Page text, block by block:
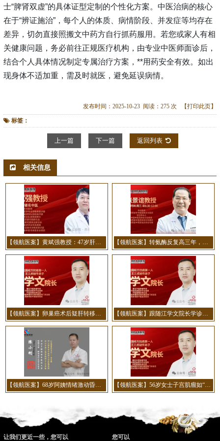
士“脾肾双虚”的具体证型定制的个性化方案。中医治病的核心
在于“辨证施治”，每个人的体质、病情阶段、并发症等均存在
差异，切勿直接照搬文中药方自行抓药服用。若您或家人有相
关健康问题，务必前往正规医疗机构，由专业中医师面诊后，
结合个人具体情况制定专属治疗方案，**用药安全有效。如出
现身体不适加重，需及时就医，避免延误病情。
发布时间：2025-10-23 阅读：275 次 【打印此页】
标签：
上一篇 下一篇 返回列表
相关信息
【领航医案】黄斌强教授：47岁肝硬化腹水患者20天消退实录 【领航医案】转氨酶反复高三年，停药就反弹？陕西省名中医张景谊用「芳香化湿」法稳了！
【领航医案】卵巢癌术后疑肝转移，120剂中药消瘤，3个诊疗关键要记牢！江学文院长医案 【领航医案】跟随江学文院长学诊：一例肺癌术后转移患者的诊疗手记
【领航医案】68岁阿姨情绪激动昏倒！西医治疗后难行走，我院陈小刚医生针灸两月助其独立迈步！ 【领航医案】56岁女士子宫肌瘤如“鸡蛋”大小，江学文院长用经方调理两月缩至蚕豆大
让我们更近一些，您可以 您可以